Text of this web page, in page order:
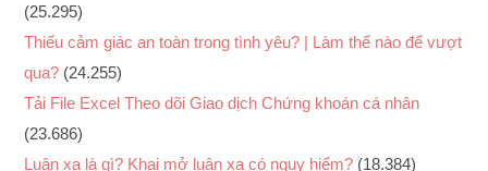
(25.295)
Thiếu cảm giác an toàn trong tình yêu? | Làm thế nào để vượt
qua? (24.255)
Tải File Excel Theo dõi Giao dịch Chứng khoán cá nhân
(23.686)
Luân xa là gì? Khai mở luân xa có nguy hiểm? (18.384)